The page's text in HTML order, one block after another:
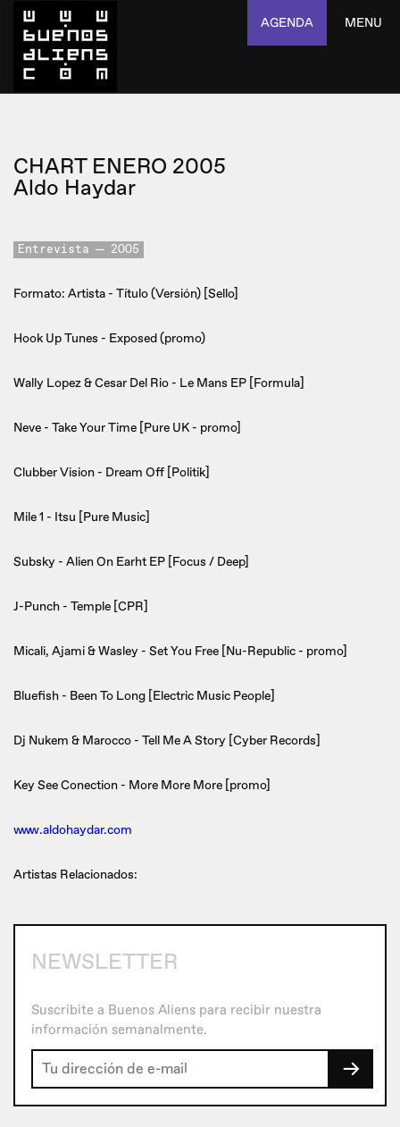
AGENDA MENU
CHART ENERO 2005
Aldo Haydar
Entrevista 2005
Formato: Artista - Título (Versión) [Sello]
Hook Up Tunes - Exposed (promo)
Wally Lopez & Cesar Del Rio - Le Mans EP [Formula]
Neve - Take Your Time [Pure UK - promo]
Clubber Vision - Dream Off [Politik]
Mile 1 - Itsu [Pure Music]
Subsky - Alien On Earht EP [Focus / Deep]
J-Punch - Temple [CPR]
Micali, Ajami & Wasley - Set You Free [Nu-Republic - promo]
Bluefish - Been To Long [Electric Music People]
Dj Nukem & Marocco - Tell Me A Story [Cyber Records]
Key See Conection - More More More [promo]
www.aldohaydar.com
Artistas Relacionados:
NEWSLETTER
Suscribite a Buenos Aliens para recibir nuestra
información semanalmente.
→